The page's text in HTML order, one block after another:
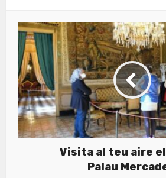
Visita al teu aire el
Palau